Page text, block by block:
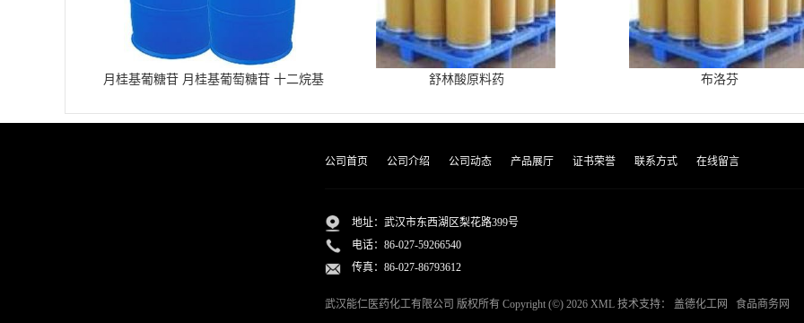
月桂基葡糖苷 月桂基葡萄糖苷 十二烷基
舒林酸原料药 布洛芬
公司首页 公司介绍 公司动态 产品展厅 证书荣誉 联系方式 在线留言
地址：武汉市东西湖区梨花路399号
电话： 86-027-59266540
传真：86-027-86793612
武汉能仁医药化工有限公司 版权所有 Copyright (©) 2026 XML 技术支持： 盖德化工网 食品商务网